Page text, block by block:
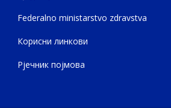
Federalno ministarstvo zdravstva
Корисни линкови
Рјечник појмова